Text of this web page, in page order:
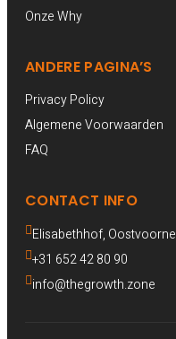
Onze Why
ANDERE PAGINA’S
Privacy Policy
Algemene Voorwaarden
FAQ
CONTACT INFO
Elisabethhof, Oostvoorne
+31 652 42 80 90
info@thegrowth.zone